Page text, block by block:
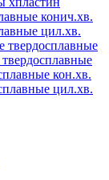
конич.хв.
цил.хв.
твердосплавные
кон.хв.
цил.хв.